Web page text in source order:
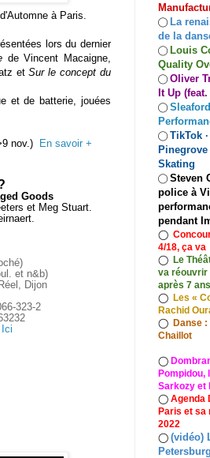
à Paris.
lors du dernier
de Vincent Macaigne,
etSur le concept du
et de batterie, jouées
nov.) En savoir +
Goods
et Meg Stuart.
et n&b)
Dijon
323-2
Ici
◯ La
de la
◯ Louis
Quality
◯ Oliver
It Up
◯
◯ TikTok
Skating
◯ Steven
police à
pendant
◯
4/18, ça va
◯ Le
va réouvrir
après 7
◯ Les «
Rachid
◯ Danse :
Chaillot
◯
Pompidou,
Sarkozy et
◯ Agenda
Paris et sa
2022
◯ (vidéo)